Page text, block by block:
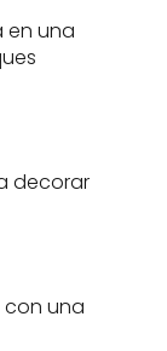
en una
decorar
con una